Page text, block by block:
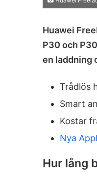
Huawei
P30 och
en laddning
Trådlös
Smart
Kostar
Nya
Hur lång